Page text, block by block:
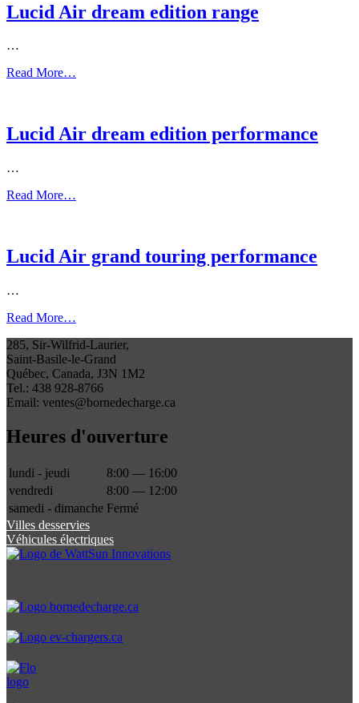
Lucid Air dream edition range
…
Read More…
Lucid Air dream edition performance
…
Read More…
Lucid Air grand touring performance
…
Read More…
285, Sir-Wilfrid-Laurier,
Saint-Basile-le-Grand
Québec, Canada, J3N 1M2
Tel.: 438 928-8766
Email: ventes@bornedecharge.ca
Heures d'ouverture
lundi - jeudi
8:00 — 16:00
vendredi
8:00 — 12:00
samedi - dimanche Fermé
Villes desservies
Véhicules électriques